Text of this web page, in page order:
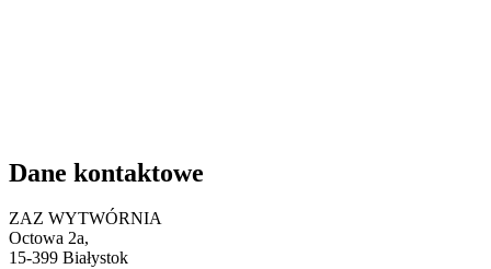
Dane kontaktowe
ZAZ WYTWÓRNIA
Octowa 2a,
15-399 Białystok